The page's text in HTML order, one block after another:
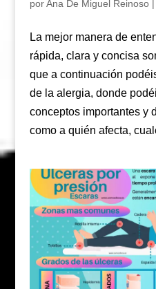
porAna De Miguel Reinoso|
La mejor manera de
rápida, clara y concisa
que a continuación
de la alergia, donde
conceptos importantes y
como a quién afecta,